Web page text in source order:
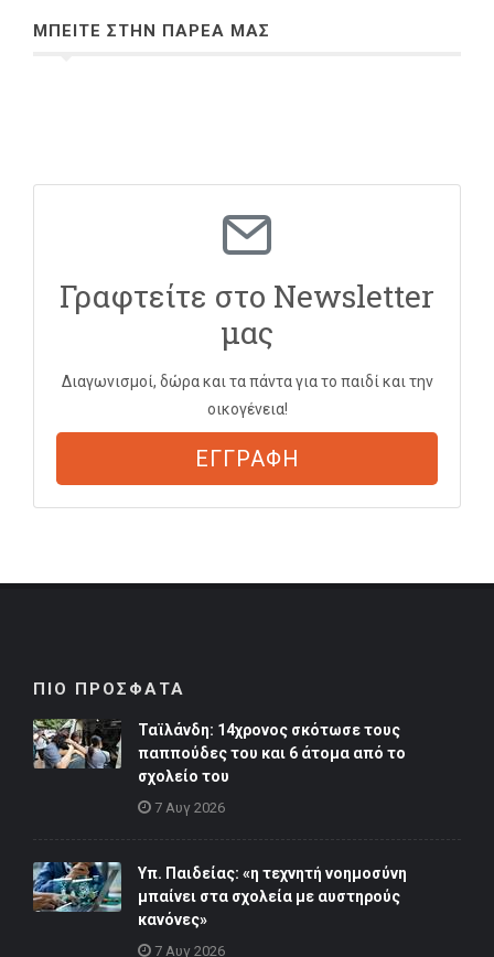
ΜΠΕΙΤΕ ΣΤΗΝ ΠΑΡΕΑ ΜΑΣ
Γραφτείτε στο Newsletter
μας
Διαγωνισμοί, δώρα και τα πάντα για το παιδί και την
οικογένεια!
ΕΓΓΡΑΦΗ
ΠΙΟ ΠΡΟΣΦΑΤΑ
Ταϊλάνδη: 14χρονος σκότωσε τους
παππούδες του και 6 άτομα από το
σχολείο του
7 Αυγ 2026
Υπ. Παιδείας: «η τεχνητή νοημοσύνη
μπαίνει στα σχολεία με αυστηρούς
κανόνες»
7 Αυγ 2026